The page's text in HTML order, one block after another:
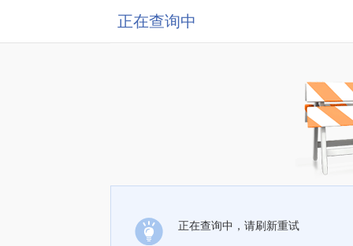
正在查询中
正在查询中，请刷新重试